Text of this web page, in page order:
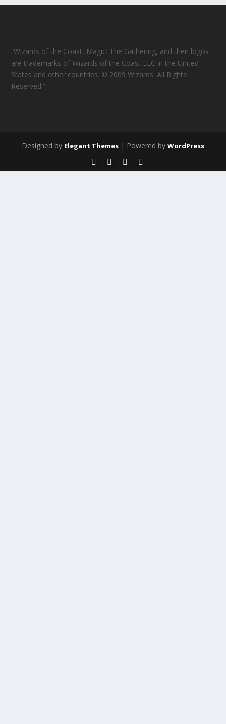
“Wizards of the Coast, Magic: The Gathering, and their logos
are trademarks of Wizards of the Coast LLC in the United
States and other countries. © 2009 Wizards. All Rights
Reserved.”
Designed by Elegant Themes | Powered by WordPress